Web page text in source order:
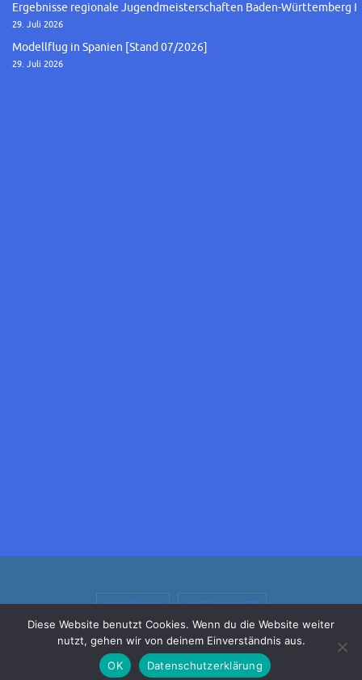
Ergebnisse regionale Jugendmeisterschaften Baden-Württemberg I
29. Juli 2026
Modellflug in Spanien [Stand 07/2026]
29. Juli 2026
IMPRESSUM DATENSCHUTZ
© 2026 - MFC Neuholland e.V.
Diese Website benutzt Cookies. Wenn du die Website weiter
nutzt, gehen wir von deinem Einverständnis aus.
OK
Datenschutzerklärung